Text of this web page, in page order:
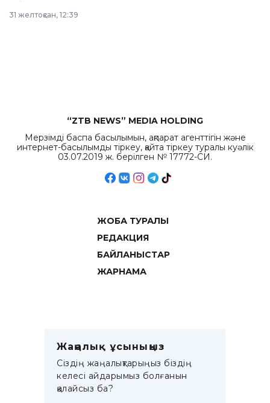
республиканского
31 желтоқсан, 12:39
“ZTB NEWS” MEDIA HOLDING
Мерзімді баспа басылымын, ақпарат агенттігін және
интернет-басылымды тіркеу, қайта тіркеу туралы куәлік
03.07.2019 ж. берілген № 17772-СИ.
ЖОБА ТУРАЛЫ
РЕДАКЦИЯ
БАЙЛАНЫСТАР
ЖАРНАМА
Жаңалық ұсыныңыз
Сіздің жаңалықтарыңыз біздің
келесі айдарымыз болғанын
қалайсыз ба?